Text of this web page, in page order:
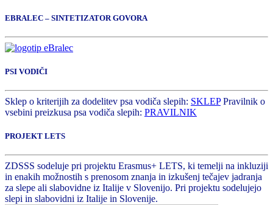
EBRALEC – SINTETIZATOR GOVORA
PSI VODIČI
Sklep o kriterijih za dodelitev psa vodiča slepih: SKLEPPravilnik o
vsebini preizkusa psa vodiča slepih: PRAVILNIK
PROJEKT LETS
ZDSSS sodeluje pri projektu Erasmus+ LETS, ki temelji na inkluziji
in enakih možnostih s prenosom znanja in izkušenj tečajev jadranja
za slepe ali slabovidne iz Italije v Slovenijo. Pri projektu sodelujejo
slepi in slabovidni iz Italije in Slovenije.